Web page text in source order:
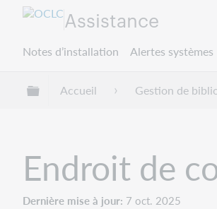
Assistance
Notes d’installation Alertes systèmes
Développer/réduire la
Accueil Gestion de
Endroit de
Dernière mise à jour 7 oct. 2025